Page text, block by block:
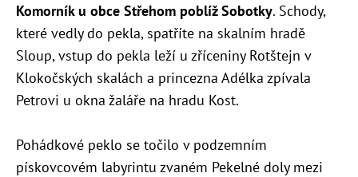
Komorník u obce Střehom poblíž Sobotky. Schody,
které vedly do pekla, spatříte na skalním hradě
Sloup, vstup do pekla leží u zříceniny Rotštejn v
Klokočských skalách a princezna Adélka zpívala
Petrovi u okna žaláře na hradu Kost.
Pohádkové peklo se točilo v podzemním
pískovcovém labyrintu zvaném Pekelné doly mezi